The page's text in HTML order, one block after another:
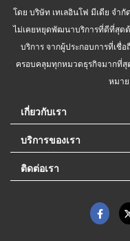
โดย บริษัท เทเลอินโฟ มีเดีย จำ
ไม่เคยหยุดพัฒนาบริการที่ดีที่สุด
บริการ จากผู้ประกอบการที่เชื่
ครอบคลุมทุกหมวดธุรกิจมากที่สุ
หมา
เกี่ยวกับเรา
บริการของเรา
ติดต่อเรา